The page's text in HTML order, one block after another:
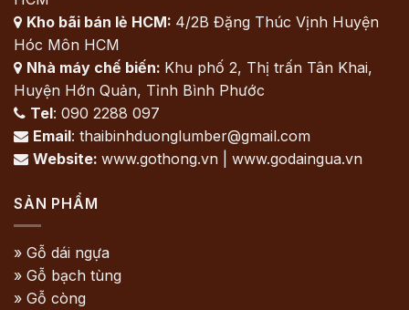
 Kho bãi bán lẻ HCM: 4/2B Đặng Thúc Vịnh Huyện
Hóc Môn HCM
 Nhà máy chế biến: Khu phố 2, Thị trấn Tân Khai,
Huyện Hớn Quản, Tỉnh Bình Phước
 Tel: 090 2288 097
 Email: thaibinhduonglumber@gmail.com
 Website: www.gothong.vn | www.godaingua.vn
SẢN PHẨM
» Gỗ dái ngựa
» Gỗ bạch tùng
» Gỗ còng